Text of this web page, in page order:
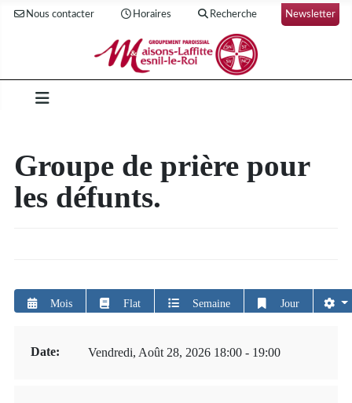
Nous contacter Horaires Recherche Newsletter
Groupe de prière pour
les défunts.
Mois Flat Semaine Jour
Date: Vendredi, Août 28, 2026 18:00 - 19:00